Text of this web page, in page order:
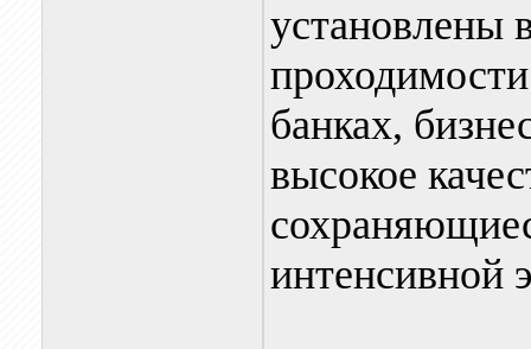
установлены
банках,
высокое
интенсивной